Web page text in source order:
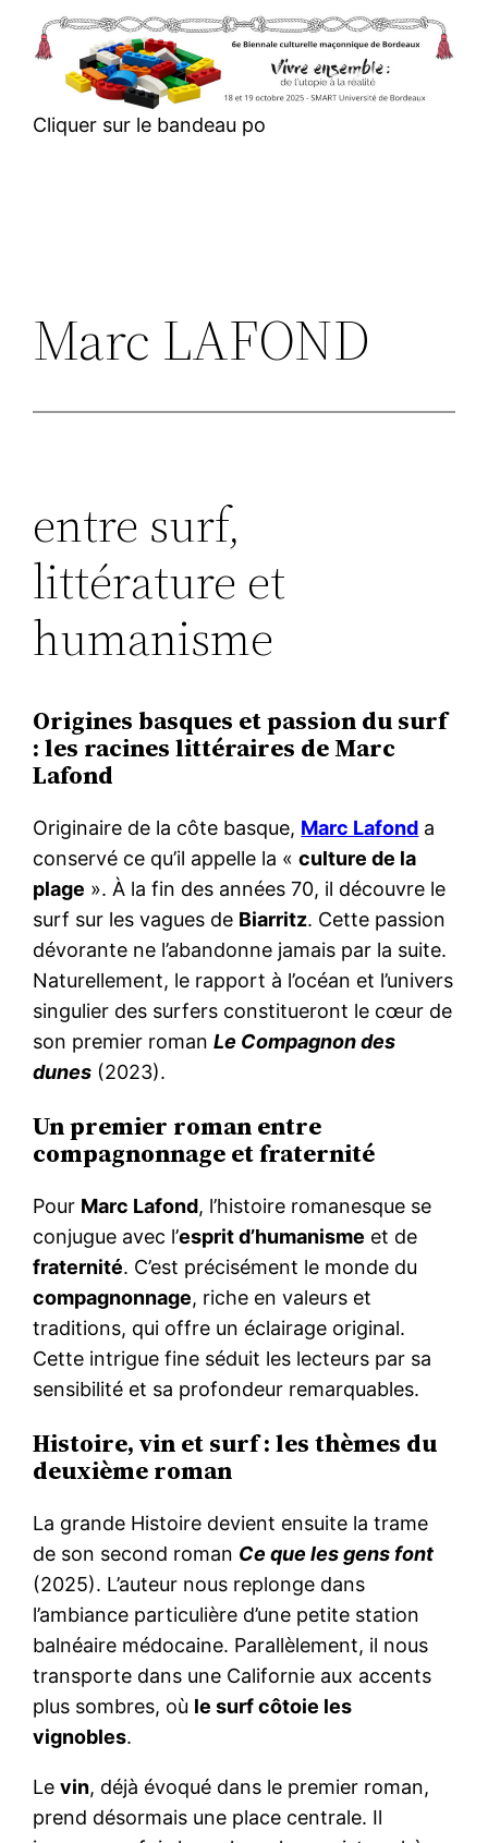
Aller
contenu
Cliquer sur le bandeau po
Marc LAFOND
entre surf,
littérature et
humanisme
Origines basques et passion du surf
: les racines littéraires de Marc
Lafond
Originaire de la côte basque, Marc Lafond a
conservé ce qu’il appelle la «culture de la
plage ». À la fin des années 70, il découvre le
surf sur les vagues de Biarritz. Cette passion
dévorante ne l’abandonne jamais par la suite.
Naturellement, le rapport à l’océan et l’univers
singulier des surfers constitueront le cœur de
son premier romanLe Compagnon des
dunes (2023).
Un premier roman entre
compagnonnage et fraternité
Pour Marc Lafond, l’histoire romanesque se
conjugue avec l’esprit d’humanisme et de
fraternité. C’est précisément le monde du
compagnonnage, riche en valeurs et
traditions, qui offre un éclairage original.
Cette intrigue fine séduit les lecteurs par sa
sensibilité et sa profondeur remarquables.
Histoire, vin et surf : les thèmes du
deuxième roman
La grande Histoire devient ensuite la trame
de son second roman Ce que les gens font
(2025). L’auteur nous replonge dans
l’ambiance particulière d’une petite station
balnéaire médocaine. Parallèlement, il nous
transporte dans une Californie aux accents
plus sombres, où le surf côtoie les
vignobles.
Levin, déjà évoqué dans le premier roman,
prend désormais une place centrale. Il